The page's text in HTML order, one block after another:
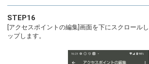
STEP16
[アクセスポイントの編集]画面を下にスクロール
ップします。